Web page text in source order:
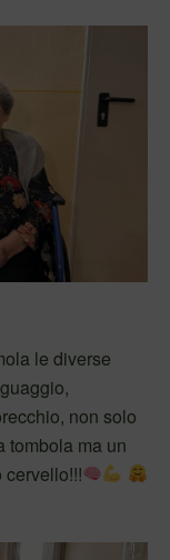
le diverse
non solo
tombola ma un